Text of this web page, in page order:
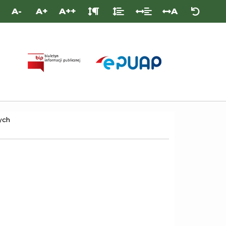
A- A+ A++ A
PUBLICZNEJ
PUAP